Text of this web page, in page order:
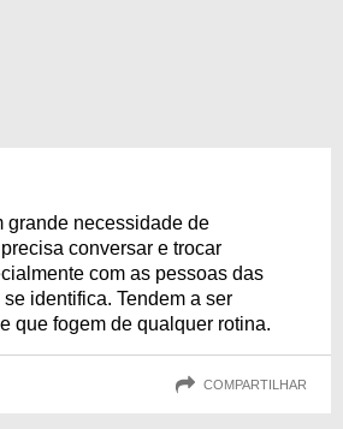
grande necessidade de
conversar e trocar
com as pessoas das
identifica. Tendem a ser
que fogem de qualquer rotina.
COMPARTILHAR